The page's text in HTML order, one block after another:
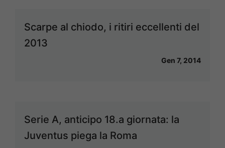
Scarpe al chiodo, i ritiri eccellenti del
2013
Gen 7, 2014
Serie A, anticipo 18.a giornata: la
Juventus piega la Roma